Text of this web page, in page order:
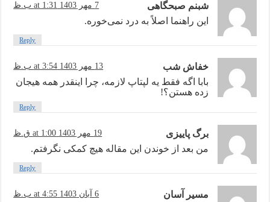
شبنم صبحگاهی 7 مهر 1403 at 1:31 ب.ظ
این راهنما اصلاً به درد نمی‌خوره.
Reply
خفاش شب 13 مهر 1403 at 3:54 ب.ظ
بابا اگه فقط یه لپتاپ لازمه، چرا اینقدر همه هیجان
زده هستن؟!
Reply
برگ پاییزی 19 مهر 1403 at 1:00 ق.ظ
من بعد از خوندن این مقاله هیچ کمکی نگرفتم.
Reply
مسیر آسان 6 آبان 1403 at 4:55 ب.ظ